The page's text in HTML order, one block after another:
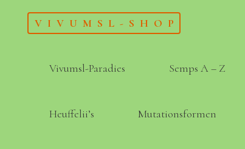
VIVUMSL-SHOP
Vivumsl-Paradies Semps A – Z
Heuffelii’s Mutationsformen